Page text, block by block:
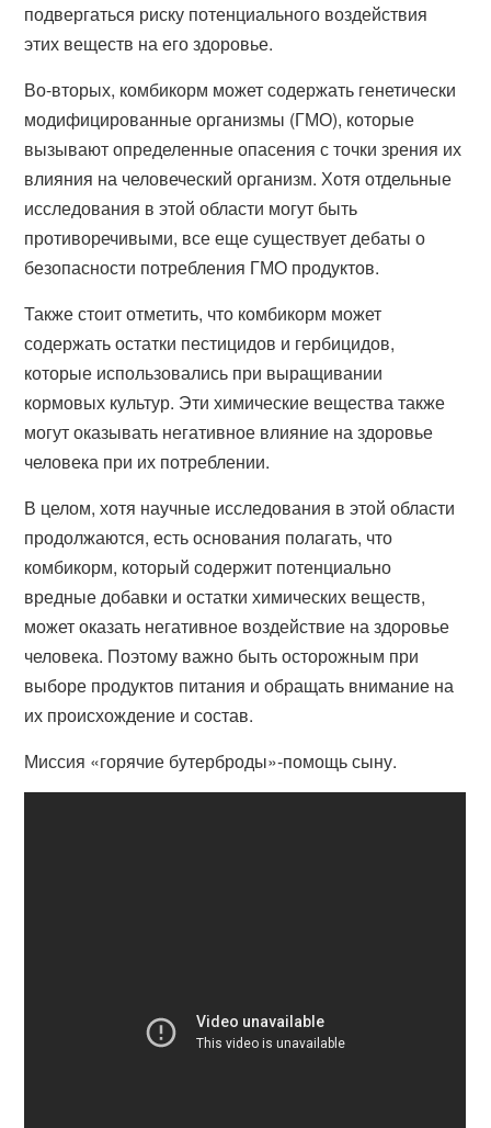
подвергаться риску потенциального воздействия
этих веществ на его здоровье.
Во-вторых, комбикорм может содержать генетически
модифицированные организмы (ГМО), которые
вызывают определенные опасения с точки зрения их
влияния на человеческий организм. Хотя отдельные
исследования в этой области могут быть
противоречивыми, все еще существует дебаты о
безопасности потребления ГМО продуктов.
Также стоит отметить, что комбикорм может
содержать остатки пестицидов и гербицидов,
которые использовались при выращивании
кормовых культур. Эти химические вещества также
могут оказывать негативное влияние на здоровье
человека при их потреблении.
В целом, хотя научные исследования в этой области
продолжаются, есть основания полагать, что
комбикорм, который содержит потенциально
вредные добавки и остатки химических веществ,
может оказать негативное воздействие на здоровье
человека. Поэтому важно быть осторожным при
выборе продуктов питания и обращать внимание на
их происхождение и состав.
Миссия «горячие бутерброды»-помощь сыну.